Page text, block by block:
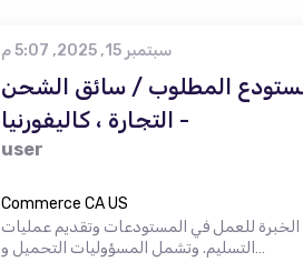
سبتمبر 15, 2025, 5:07 م
المطلوب / سائق الشحن
- التجارة ، كاليفورنيا
user
Commerce CA US
السائقين ذوي الخبرة للعمل في المستودعات وتقديم عمليات
التسليم. وتشمل المسؤوليات التحميل و…